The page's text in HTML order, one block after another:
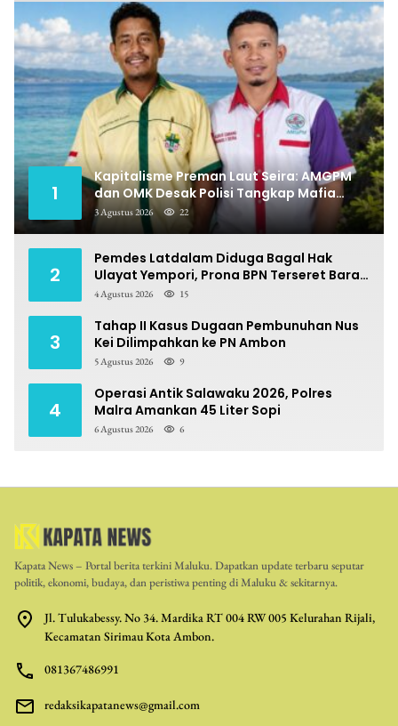
1
Kapitalisme Preman Laut Seira: AMGPM
dan OMK Desak Polisi Tangkap Mafia
Pungli
3 Agustus 2026 22
2
Pemdes Latdalam Diduga Bagal Hak
Ulayat Yempori, Prona BPN Terseret Bara
Sengketa
4 Agustus 2026 15
3
Tahap II Kasus Dugaan Pembunuhan Nus
Kei Dilimpahkan ke PN Ambon
5 Agustus 2026 9
4
Operasi Antik Salawaku 2026, Polres
Malra Amankan 45 Liter Sopi
6 Agustus 2026 6
Kapata News – Portal berita terkini Maluku. Dapatkan update terbaru seputar
politik, ekonomi, budaya, dan peristiwa penting di Maluku & sekitarnya.
Jl. Tulukabessy. No 34. Mardika RT 004 RW 005 Kelurahan Rijali,
Kecamatan Sirimau Kota Ambon.
081367486991
redaksikapatanews@gmail.com